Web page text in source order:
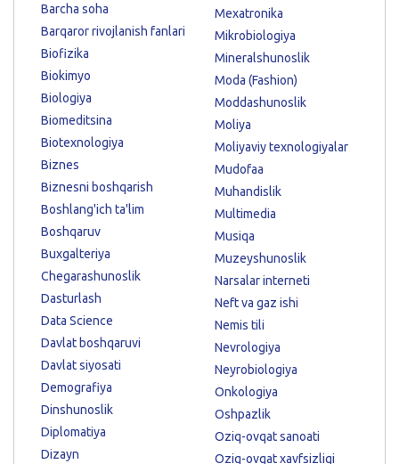
Barcha soha
Barqaror rivojlanish fanlari
Biofizika
Biokimyo
Biologiya
Biomeditsina
Biotexnologiya
Biznes
Biznesni boshqarish
Boshlang'ich ta'lim
Boshqaruv
Buxgalteriya
Chegarashunoslik
Dasturlash
Data Science
Davlat boshqaruvi
Davlat siyosati
Demografiya
Dinshunoslik
Diplomatiya
Dizayn
Mexatronika
Mikrobiologiya
Mineralshunoslik
Moda (Fashion)
Moddashunoslik
Moliya
Moliyaviy texnologiyalar
Mudofaa
Muhandislik
Multimedia
Musiqa
Muzeyshunoslik
Narsalar interneti
Neft va gaz ishi
Nemis tili
Nevrologiya
Neyrobiologiya
Onkologiya
Oshpazlik
Oziq-ovqat sanoati
Oziq-ovqat xavfsizligi